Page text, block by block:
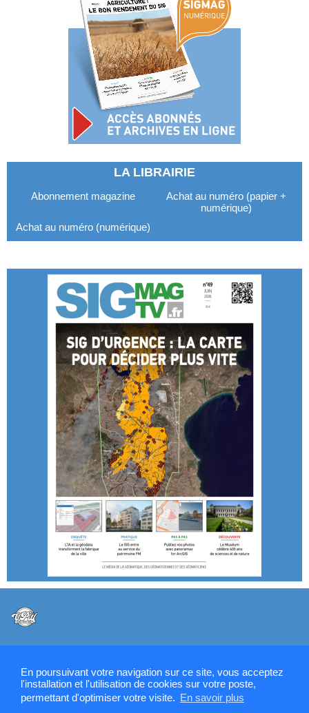
En poursuivant votre navigation sur ce site, vous acceptez
l'installation et l'utilisation de cookies sur votre poste,
permettant d'optimiser votre visite. En savoir plus
LA LIBRAIRIE
Abonnement magazine
Achat au numéro (papier +
numérique)
Achat au numéro (numérique)
Contactez la rédaction de SIGMAG & SIGTV